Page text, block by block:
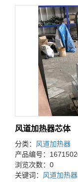
风道加热器芯体
分类： 风道加热器
产品编号：
浏览次数：0
关键词： 风道加热